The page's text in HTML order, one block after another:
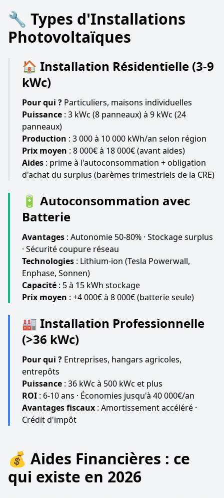
🔧 Types d'Installations
Photovoltaïques
🏠 Installation Résidentielle (3-9
kWc)
Pour qui ? Particuliers, maisons individuelles
Puissance : 3 kWc (8 panneaux) à 9 kWc (24
panneaux)
Production : 3 000 à 10 000 kWh/an selon région
Prix moyen : 8 000€ à 18 000€ (avant aides)
Aides : prime à l'autoconsommation + obligation
d'achat du surplus (barèmes trimestriels de la CRE)
🔋 Autoconsommation avec
Batterie
Avantages : Autonomie 50-80% · Stockage surplus
· Sécurité coupure réseau
Technologies : Lithium-ion (Tesla Powerwall,
Enphase, Sonnen)
Capacité : 5 à 15 kWh stockage
Prix moyen : +4 000€ à 8 000€ (batterie seule)
🏭 Installation Professionnelle
(>36 kWc)
Pour qui ? Entreprises, hangars agricoles,
entrepôts
Puissance : 36 kWc à 500 kWc et plus
ROI : 6-10 ans · Économies jusqu'à 40 000€/an
Avantages fiscaux : Amortissement accéléré ·
Crédit d'impôt
💰 Aides Financières : ce
qui existe en 2026